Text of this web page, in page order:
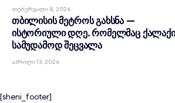
Თებერვალი 8, 2026
თბილისის მეტროს გახსნა —
ისტორიული დღე, რომელმაც ქალაქი
სამუდამოდ შეცვალა
Აპრილი 13, 2026
[sheni_footer]